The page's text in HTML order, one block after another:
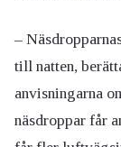
–
till natten,
anvisningarna
näsdroppar får